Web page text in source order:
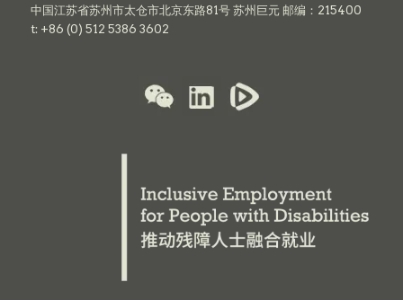
中国江苏省苏州市太仓市北京东路81号 苏州巨元 邮编：215400
t: +86 (0) 512 5386 3602